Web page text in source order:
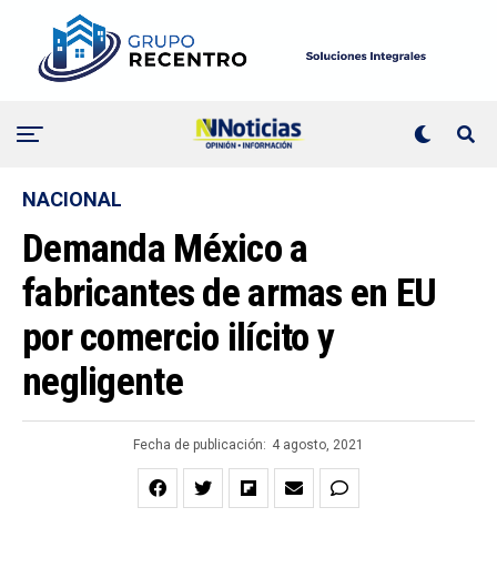
NACIONAL
Demanda México a
fabricantes de armas en EU
por comercio ilícito y
negligente
Fecha de publicación: 4 agosto, 2021